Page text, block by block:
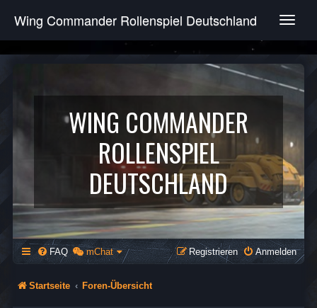
T
g
e
v
g
a
t
i
o
n
Wing Commander Rollenspiel Deutschland
WING COMMANDER
ROLLENSPIEL
DEUTSCHLAND
FAQ mChat Anmelden
Registrieren
Startseite Foren-Übersicht